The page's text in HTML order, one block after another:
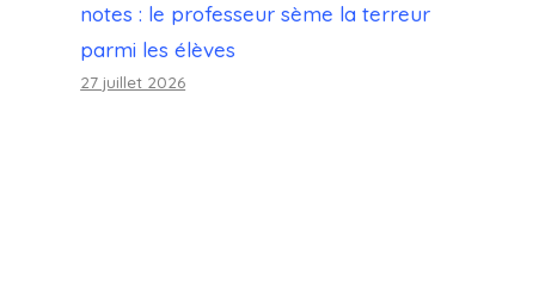
notes : le professeur sème la terreur
parmi les élèves
27 juillet 2026